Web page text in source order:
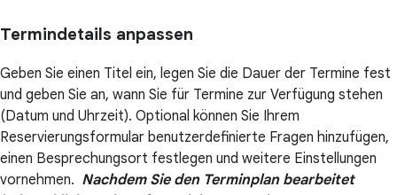
Termindetails anpassen
Geben Sie einen Titel ein, legen Sie die Dauer der Termine fest
und geben Sie an, wann Sie für Termine zur Verfügung stehen
(Datum und Uhrzeit). Optional können Sie Ihrem
Reservierungsformular benutzerdefinierte Fragen hinzufügen,
einen Besprechungsort festlegen und weitere Einstellungen
vornehmen. Nachdem Sie den Terminplan bearbeitet